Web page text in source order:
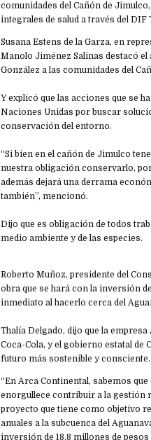
comunidades del Cañón de
integrales de salud a través del
Susana Estens de la Garza, en
Manolo Jiménez Salinas destacó el
González a las comunidades del
Y explicó que las acciones que se
Naciones Unidas por buscar
conservación del entorno.
“Si bien en el cañón de Jimulco
nuestra obligación conservarlo,
además dejará una derrama
también”, mencionó.
Dijo que es obligación de todos
medio ambiente y de las especies.
Roberto Muñoz, presidente del
obra que se hará con la inversión
inmediato al hacerlo cerca del
Thalía Delgado, dijo que la
Coca-Cola, y el gobierno estatal de
futuro más sostenible y consciente.
“En Arca Continental, sabemos
enorgullece contribuir a la gestión
proyecto que tiene como objetivo
anuales a la subcuenca del
inversión de 18.8 millones de